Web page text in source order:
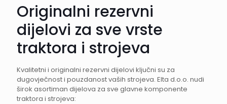
Originalni rezervni
dijelovi za sve vrste
traktora i strojeva
Kvalitetni i originalni rezervni dijelovi ključni su za
dugovječnost i pouzdanost vaših strojeva. Elta d.o.o. nudi
širok asortiman dijelova za sve glavne komponente
traktora i strojeva: